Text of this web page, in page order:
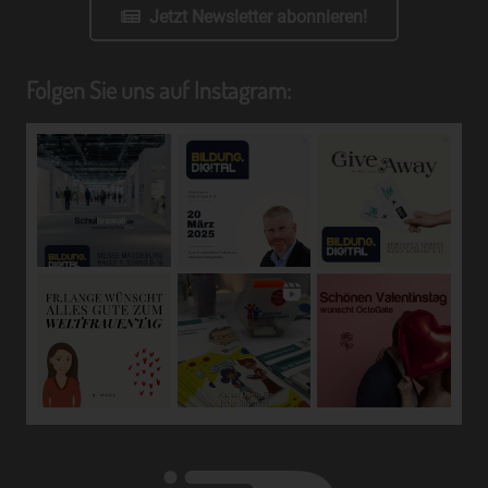
Jetzt Newsletter abonnieren!
Folgen Sie uns auf Instagram:
einer Kennung wie einem Namen, zu einer Kennnummer,
zu Standortdaten, zu einer Online-Kennung oder zu
Ausdruck der physischen, physiologischen, genetischen,
Identität dieser natürlichen Person sind, identifiziert
werden kann.
b) betroffene Person
Betroffene Person ist jede identifizierte oder
identifizierbare natürliche Person, deren
personenbezogene Daten von dem für die Verarbeitung
Verantwortlichen verarbeitet werden.
c) Verarbeitung
Verarbeitung ist jeder mit oder ohne Hilfe automatisierter
Verfahren ausgeführte Vorgang oder jede solche
Vorgangsreihe im Zusammenhang mit